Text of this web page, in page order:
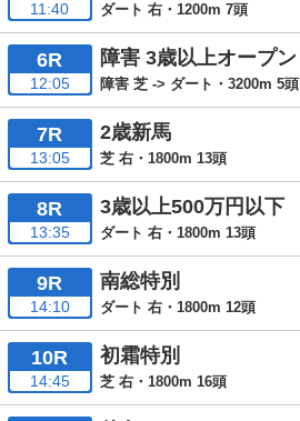
11:40 ダート 右・1200m 7頭
6R
12:05
障害 3歳以上オープン
障害 芝 -> ダート・3200m 5頭
7R
13:05
2歳新馬
芝 右・1800m 13頭
8R
13:35
3歳以上500万円以下
ダート 右・1800m 13頭
9R
14:10
南総特別
ダート 右・1800m 12頭
10R
14:45
初霜特別
芝 右・1800m 16頭